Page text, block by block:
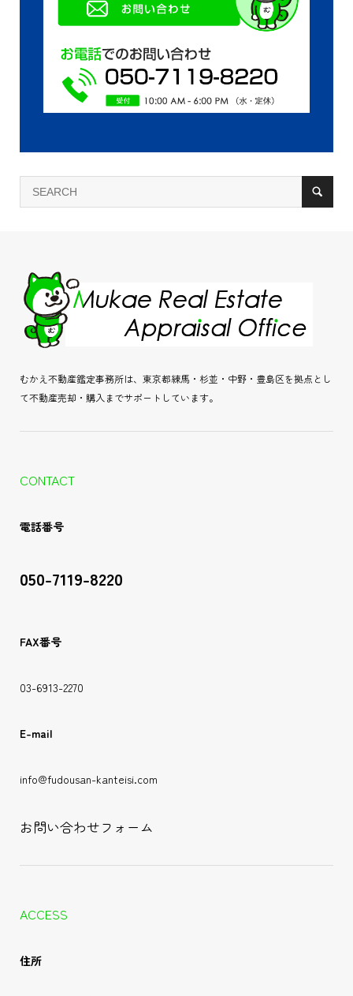
むかえ不動産鑑定事務所は、東京都練馬・杉並・中野・豊島区を拠点とし
て不動産売却・購入までサポートしています。
CONTACT
電話番号
050-7119-8220
FAX番号
03-6913-2270
E-mail
info@fudousan-kanteisi.com
お問い合わせフォーム
ACCESS
住所